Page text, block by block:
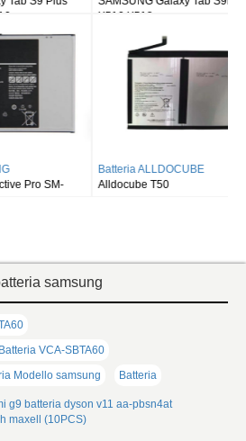
X516 X518
Batteria ALLDOCUBE
Alldocube T50
samsung
VCA-SBTA60
Modello samsung Batteria
g9 batteria dyson v11 aa-pbsn4at
maxell (10PCS)